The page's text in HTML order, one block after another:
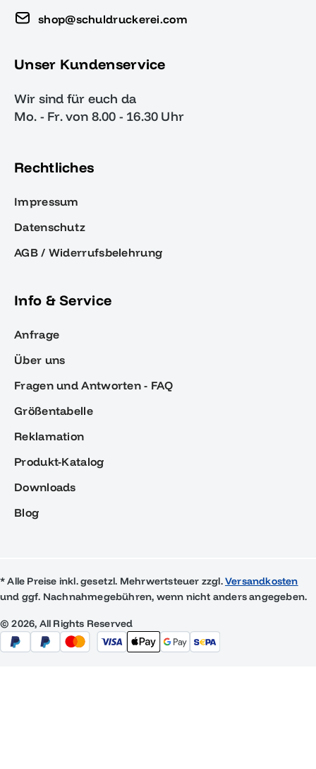
shop@schuldruckerei.com
Unser Kundenservice
Wir sind für euch da
Mo. - Fr. von 8.00 - 16.30 Uhr
Rechtliches
Impressum
Datenschutz
AGB / Widerrufsbelehrung
Info & Service
Anfrage
Über uns
Fragen und Antworten - FAQ
Größentabelle
Reklamation
Produkt-Katalog
Downloads
Blog
* Alle Preise inkl. gesetzl. Mehrwertsteuer zzgl.Versandkosten
und ggf. Nachnahmegebühren, wenn nicht anders angegeben.
© 2026, All Rights Reserved